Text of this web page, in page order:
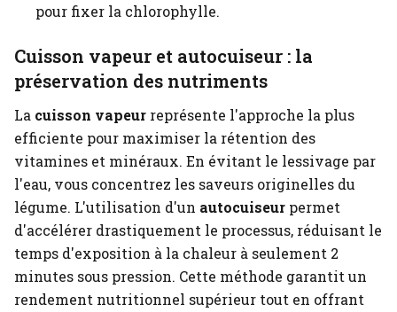
pour fixer la chlorophylle.
Cuisson vapeur et autocuiseur : la
préservation des nutriments
La cuisson vapeur représente l'approche la plus
efficiente pour maximiser la rétention des
vitamines et minéraux. En évitant le lessivage par
l'eau, vous concentrez les saveurs originelles du
légume. L'utilisation d'un autocuiseur permet
d'accélérer drastiquement le processus, réduisant le
temps d'exposition à la chaleur à seulement 2
minutes sous pression. Cette méthode garantit un
rendement nutritionnel supérieur tout en offrant